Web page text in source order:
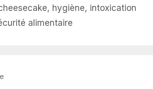
, hygiène, intoxication
alimentaire